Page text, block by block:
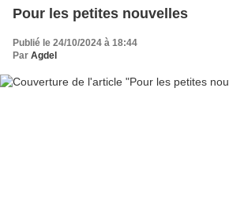
Pour les petites nouvelles
Publié le 24/10/2024 à 18:44
Par Agdel